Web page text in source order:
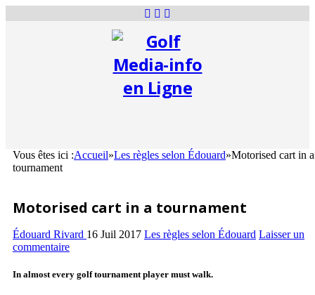
Vous êtes ici :Accueil»Les règles selon Édouard»Motorised cart in a
tournament
Motorised cart in a tournament
Édouard Rivard 16 Juil 2017 Les règles selon Édouard Laisser un
commentaire
In almost every golf tournament player must walk.